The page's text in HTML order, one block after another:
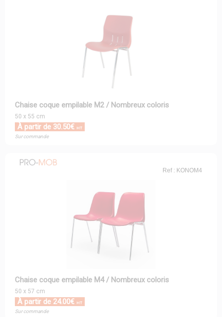
Chaise coque empilable M2 / Nombreux coloris
50 x 55 cm
À partir de 30.50€ HT
Sur commande
Ref : KONOM4
Chaise coque empilable M4 / Nombreux coloris
50 x 57 cm
À partir de 24.00€ HT
Sur commande